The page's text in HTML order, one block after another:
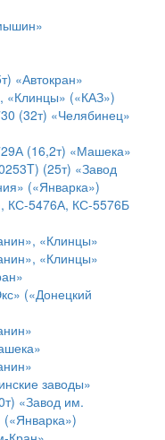
«Автокран»
«Клинцы» («КАЗ»)
(32т) «Челябинец»
(16,2т) «Машека»
(25т) «Завод
(«Январка»)
КС-5476А, КС-5576Б
«Клинцы»
«Клинцы»
(«Донецкий
заводы»
«Завод им.
(«Январка»)